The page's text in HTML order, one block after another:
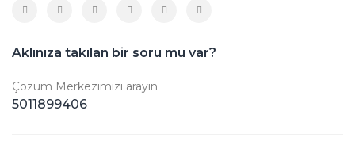
Aklınıza takılan bir soru mu var?
Çözüm Merkezimizi arayın
5011899406